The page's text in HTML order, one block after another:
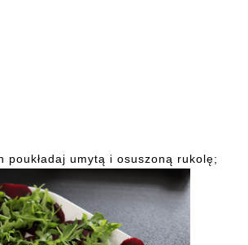
poukładaj umytą i osuszoną rukolę;